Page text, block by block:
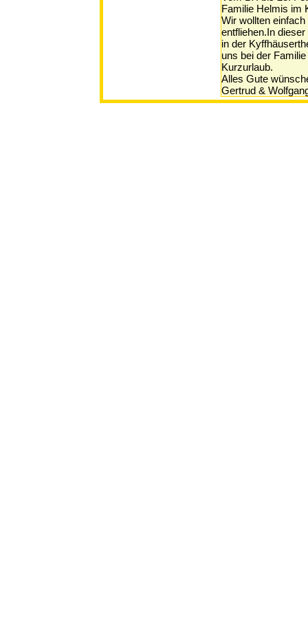
Familie Helmis im
Wir wollten
entfliehen.In
in der
uns bei der
Kurzurlaub.
Alles Gute
Gertrud &